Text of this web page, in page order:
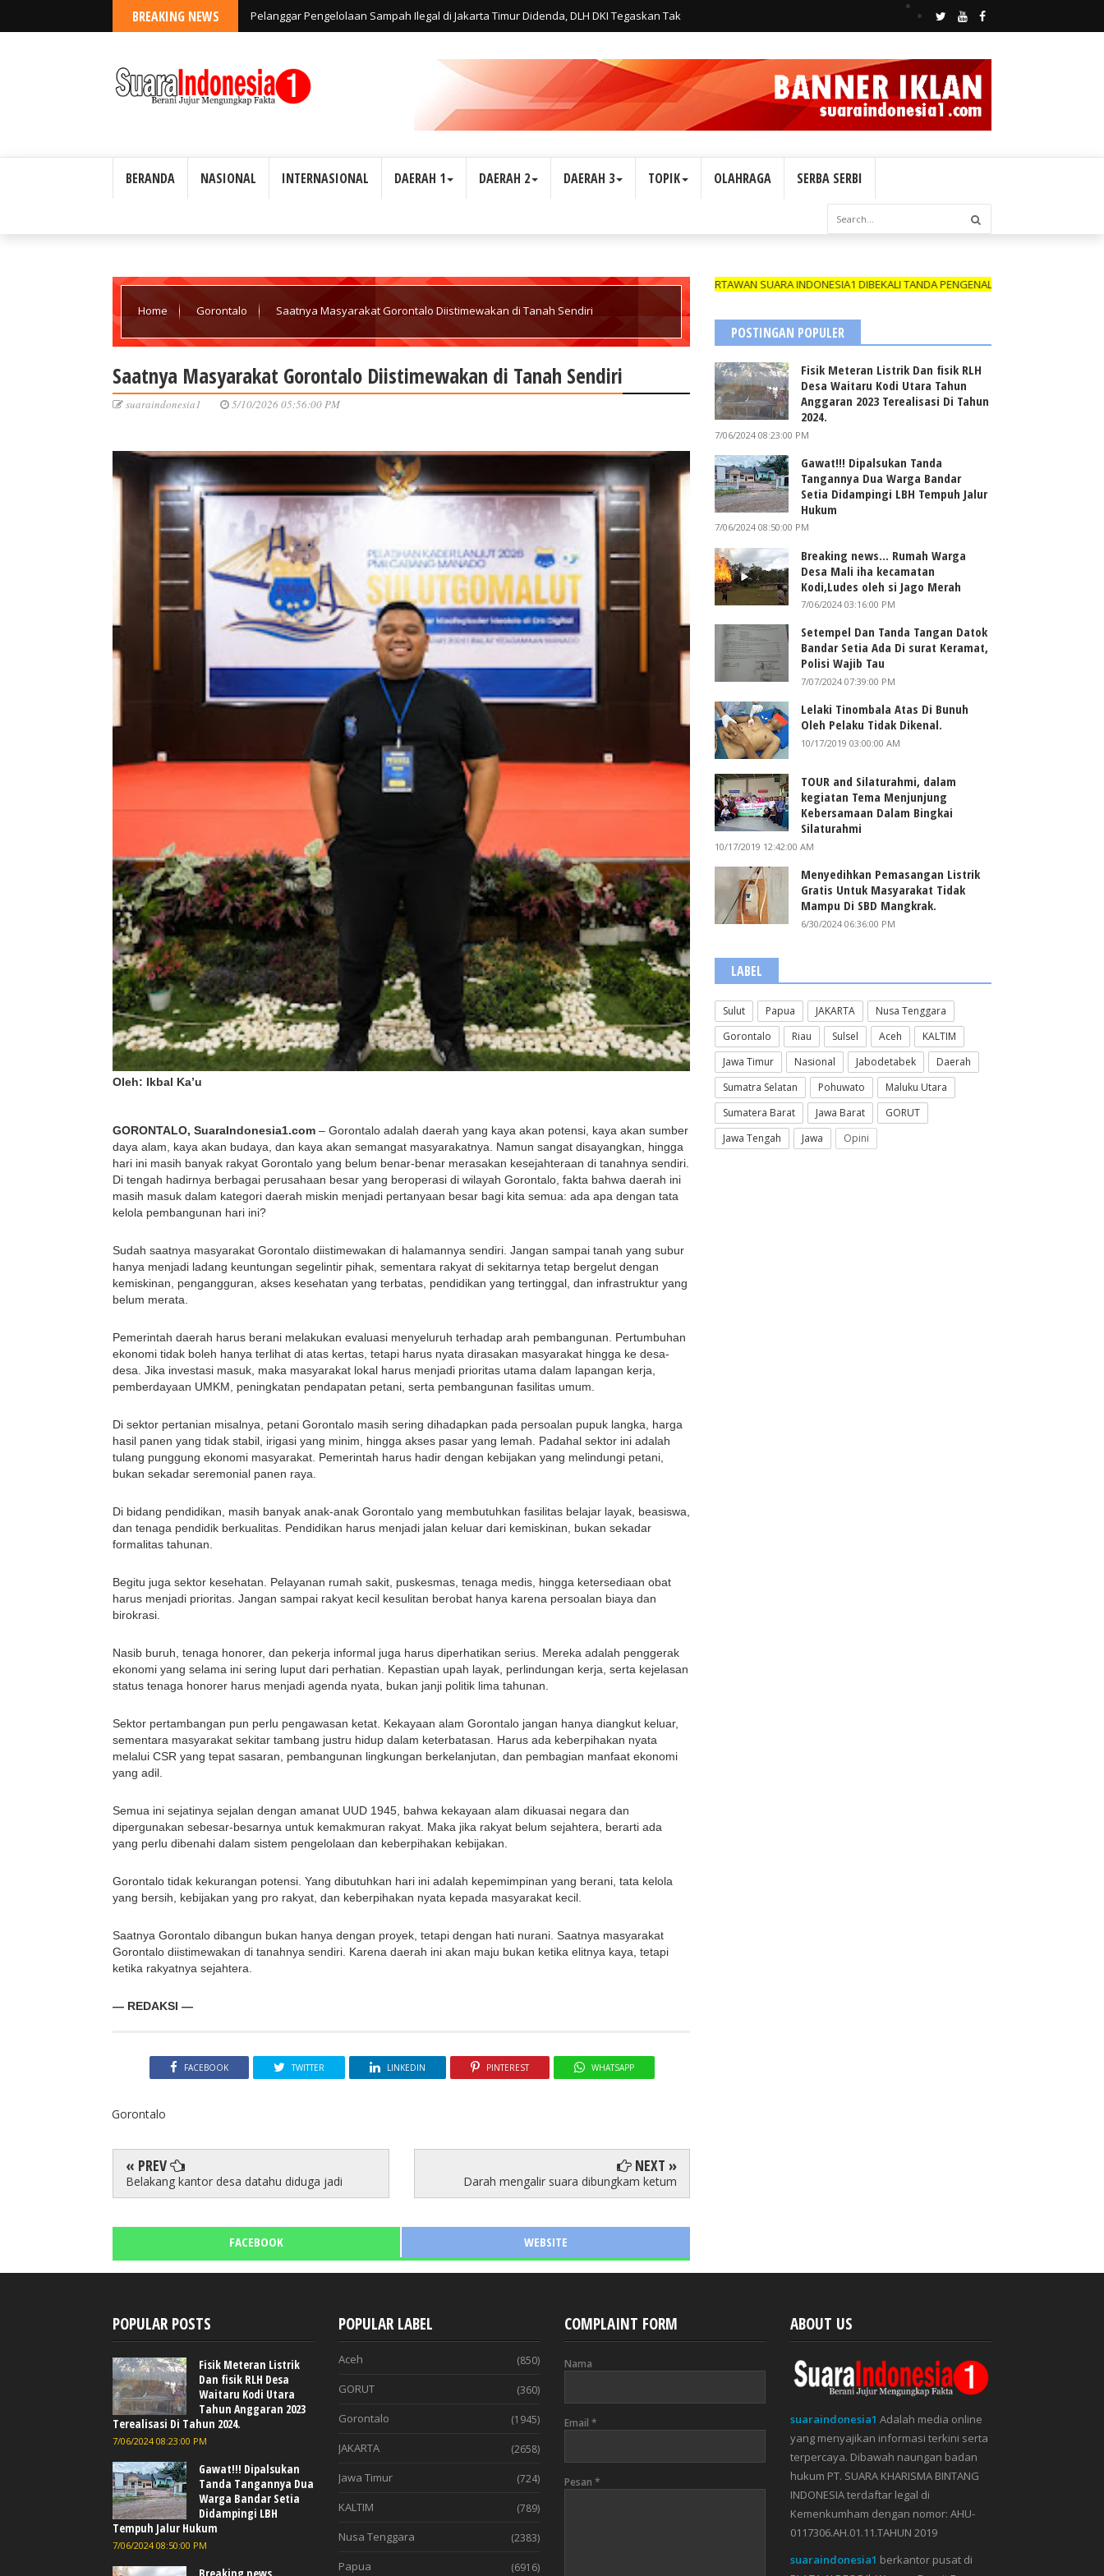
BREAKING NEWS Pelanggar Pengelolaan Sampah Ilegal di Jakarta Timur Didenda, DLH DKI Tegaskan Tak
BERANDA NASIONAL INTERNASIONAL DAERAH 1 DAERAH 2 DAERAH 3 TOPIK OLAHRAGA SERBA SERBI
Home Gorontalo Saatnya Masyarakat Gorontalo Diistimewakan di Tanah Sendiri
Saatnya Masyarakat Gorontalo Diistimewakan di Tanah Sendiri
suaraindonesia1 5/10/2026 05:56:00 PM
Oleh: Ikbal Ka’u
GORONTALO, SuaraIndonesia1.com – Gorontalo adalah daerah yang kaya akan potensi, kaya akan sumber
daya alam, kaya akan budaya, dan kaya akan semangat masyarakatnya. Namun sangat disayangkan, hingga
hari ini masih banyak rakyat Gorontalo yang belum benar-benar merasakan kesejahteraan di tanahnya sendiri.
Di tengah hadirnya berbagai perusahaan besar yang beroperasi di wilayah Gorontalo, fakta bahwa daerah ini
masih masuk dalam kategori daerah miskin menjadi pertanyaan besar bagi kita semua: ada apa dengan tata
kelola pembangunan hari ini?
Sudah saatnya masyarakat Gorontalo diistimewakan di halamannya sendiri. Jangan sampai tanah yang subur
hanya menjadi ladang keuntungan segelintir pihak, sementara rakyat di sekitarnya tetap bergelut dengan
kemiskinan, pengangguran, akses kesehatan yang terbatas, pendidikan yang tertinggal, dan infrastruktur yang
belum merata.
Pemerintah daerah harus berani melakukan evaluasi menyeluruh terhadap arah pembangunan. Pertumbuhan
ekonomi tidak boleh hanya terlihat di atas kertas, tetapi harus nyata dirasakan masyarakat hingga ke desa-
desa. Jika investasi masuk, maka masyarakat lokal harus menjadi prioritas utama dalam lapangan kerja,
pemberdayaan UMKM, peningkatan pendapatan petani, serta pembangunan fasilitas umum.
Di sektor pertanian misalnya, petani Gorontalo masih sering dihadapkan pada persoalan pupuk langka, harga
hasil panen yang tidak stabil, irigasi yang minim, hingga akses pasar yang lemah. Padahal sektor ini adalah
tulang punggung ekonomi masyarakat. Pemerintah harus hadir dengan kebijakan yang melindungi petani,
bukan sekadar seremonial panen raya.
Di bidang pendidikan, masih banyak anak-anak Gorontalo yang membutuhkan fasilitas belajar layak, beasiswa,
dan tenaga pendidik berkualitas. Pendidikan harus menjadi jalan keluar dari kemiskinan, bukan sekadar
formalitas tahunan.
Begitu juga sektor kesehatan. Pelayanan rumah sakit, puskesmas, tenaga medis, hingga ketersediaan obat
harus menjadi prioritas. Jangan sampai rakyat kecil kesulitan berobat hanya karena persoalan biaya dan
birokrasi.
Nasib buruh, tenaga honorer, dan pekerja informal juga harus diperhatikan serius. Mereka adalah penggerak
ekonomi yang selama ini sering luput dari perhatian. Kepastian upah layak, perlindungan kerja, serta kejelasan
status tenaga honorer harus menjadi agenda nyata, bukan janji politik lima tahunan.
Sektor pertambangan pun perlu pengawasan ketat. Kekayaan alam Gorontalo jangan hanya diangkut keluar,
sementara masyarakat sekitar tambang justru hidup dalam keterbatasan. Harus ada keberpihakan nyata
melalui CSR yang tepat sasaran, pembangunan lingkungan berkelanjutan, dan pembagian manfaat ekonomi
yang adil.
Semua ini sejatinya sejalan dengan amanat UUD 1945, bahwa kekayaan alam dikuasai negara dan
dipergunakan sebesar-besarnya untuk kemakmuran rakyat. Maka jika rakyat belum sejahtera, berarti ada
yang perlu dibenahi dalam sistem pengelolaan dan keberpihakan kebijakan.
Gorontalo tidak kekurangan potensi. Yang dibutuhkan hari ini adalah kepemimpinan yang berani, tata kelola
yang bersih, kebijakan yang pro rakyat, dan keberpihakan nyata kepada masyarakat kecil.
Saatnya Gorontalo dibangun bukan hanya dengan proyek, tetapi dengan hati nurani. Saatnya masyarakat
Gorontalo diistimewakan di tanahnya sendiri. Karena daerah ini akan maju bukan ketika elitnya kaya, tetapi
ketika rakyatnya sejahtera.
— REDAKSI —
FACEBOOK TWITTER LINKEDIN PINTEREST WHATSAPP
Gorontalo
« PREV
Belakang kantor desa datahu diduga jadi
NEXT »
Darah mengalir suara dibungkam ketum
FACEBOOK WEBSITE
WARTAWAN SUARA INDONESIA1 DIBEKALI TANDA PENGENAL (ID CARD) YANG MASIH
POSTINGAN POPULER
Fisik Meteran Listrik Dan fisik RLH
Desa Waitaru Kodi Utara Tahun
Anggaran 2023 Terealisasi Di Tahun
2024.
7/06/2024 08:23:00 PM
Gawat!!! Dipalsukan Tanda
Tangannya Dua Warga Bandar
Setia Didampingi LBH Tempuh Jalur
Hukum
7/06/2024 08:50:00 PM
Breaking news... Rumah Warga
Desa Mali iha kecamatan
Kodi,Ludes oleh si Jago Merah
7/06/2024 03:16:00 PM
Setempel Dan Tanda Tangan Datok
Bandar Setia Ada Di surat Keramat,
Polisi Wajib Tau
7/07/2024 07:39:00 PM
Lelaki Tinombala Atas Di Bunuh
Oleh Pelaku Tidak Dikenal.
10/17/2019 03:00:00 AM
TOUR and Silaturahmi, dalam
kegiatan Tema Menjunjung
Kebersamaan Dalam Bingkai
Silaturahmi
10/17/2019 12:42:00 AM
Menyedihkan Pemasangan Listrik
Gratis Untuk Masyarakat Tidak
Mampu Di SBD Mangkrak.
6/30/2024 06:36:00 PM
LABEL
Sulut Papua JAKARTA
Nusa Tenggara
Gorontalo
Riau Sulsel Aceh
KALTIM
Jawa Timur
Nasional Jabodetabek
Daerah
Sumatra Selatan
Pohuwato
Maluku Utara
Sumatera Barat
Jawa Barat
GORUT
Jawa Tengah
Jawa Opini
POPULAR POSTS
Fisik Meteran Listrik
Dan fisik RLH Desa
Waitaru Kodi Utara
Tahun Anggaran 2023
Terealisasi Di Tahun 2024.
7/06/2024 08:23:00 PM
Gawat!!! Dipalsukan
Tanda Tangannya Dua
Warga Bandar Setia
Didampingi LBH
Tempuh Jalur Hukum
7/06/2024 08:50:00 PM
Breaking news...
POPULAR LABEL
Aceh (850)
GORUT (360)
Gorontalo (1945)
JAKARTA (2658)
Jawa Timur (724)
KALTIM (789)
Nusa Tenggara (2383)
Papua (6916)
COMPLAINT FORM
Nama
Email *
Pesan *
ABOUT US
suaraindonesia1 Adalah media online
yang menyajikan informasi terkini serta
terpercaya. Dibawah naungan badan
hukum PT. SUARA KHARISMA BINTANG
INDONESIA terdaftar legal di
Kemenkumham dengan nomor: AHU-
0117306.AH.01.11.TAHUN 2019
suaraindonesia1 berkantor pusat di